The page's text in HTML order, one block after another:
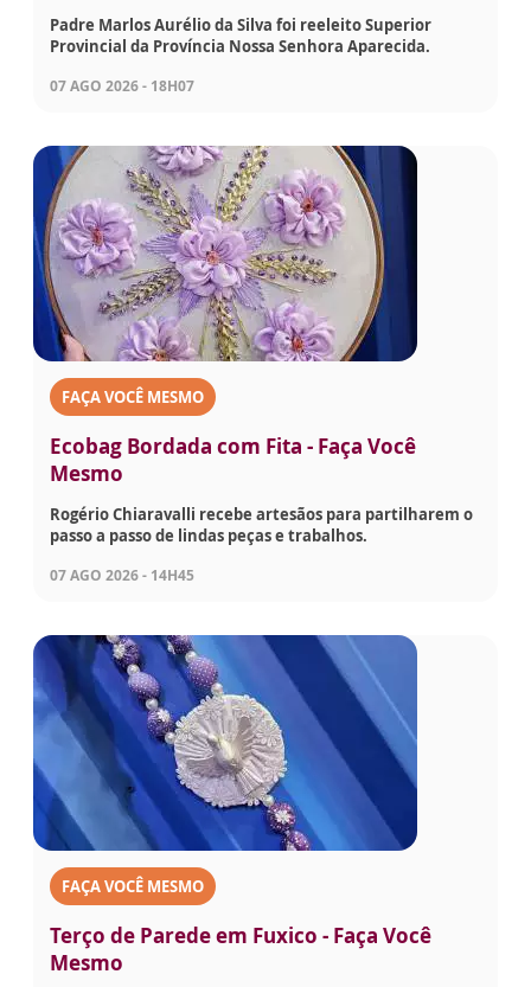
Padre Marlos Aurélio da Silva foi reeleito Superior
Provincial da Província Nossa Senhora Aparecida.
07 AGO 2026 - 18H07
FAÇA VOCÊ MESMO
Ecobag Bordada com Fita - Faça Você
Mesmo
Rogério Chiaravalli recebe artesãos para partilharem o
passo a passo de lindas peças e trabalhos.
07 AGO 2026 - 14H45
FAÇA VOCÊ MESMO
Terço de Parede em Fuxico - Faça Você
Mesmo